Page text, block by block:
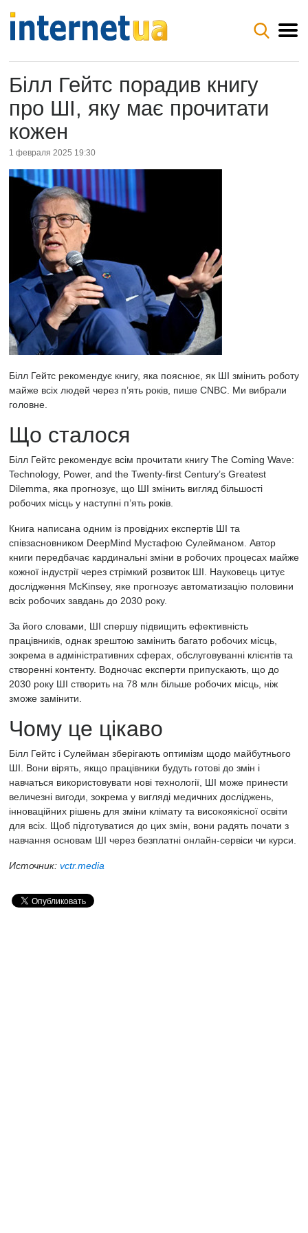
Білл Гейтс порадив книгу
про ШІ, яку має прочитати
кожен
1 февраля 2025 19:30
Білл Гейтс рекомендує книгу, яка пояснює, як ШІ змінить роботу
майже всіх людей через п’ять років, пише CNBC. Ми вибрали
головне.
Що сталося
Білл Гейтс рекомендує всім прочитати книгу The Coming Wave:
Technology, Power, and the Twenty-first Century’s Greatest
Dilemma, яка прогнозує, що ШІ змінить вигляд більшості
робочих місць у наступні п’ять років.
Книга написана одним із провідних експертів ШІ та
співзасновником DeepMind Мустафою Сулейманом. Автор
книги передбачає кардинальні зміни в робочих процесах майже
кожної індустрії через стрімкий розвиток ШІ. Науковець цитує
дослідження McKinsey, яке прогнозує автоматизацію половини
всіх робочих завдань до 2030 року.
За його словами, ШІ спершу підвищить ефективність
працівників, однак зрештою замінить багато робочих місць,
зокрема в адміністративних сферах, обслуговуванні клієнтів та
створенні контенту. Водночас експерти припускають, що до
2030 року ШІ створить на 78 млн більше робочих місць, ніж
зможе замінити.
Чому це цікаво
Білл Гейтс і Сулейман зберігають оптимізм щодо майбутнього
ШІ. Вони вірять, якщо працівники будуть готові до змін і
навчаться використовувати нові технології, ШІ може принести
величезні вигоди, зокрема у вигляді медичних досліджень,
інноваційних рішень для зміни клімату та високоякісної освіти
для всіх. Щоб підготуватися до цих змін, вони радять почати з
навчання основам ШІ через безплатні онлайн-сервіси чи курси.
Источник: vctr.media